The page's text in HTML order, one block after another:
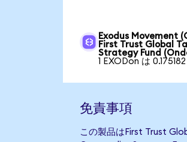
Exodus Movement
First Trust Global
Strategy Fund
1 EXODon は
免責事項
この製品はFirst Trust